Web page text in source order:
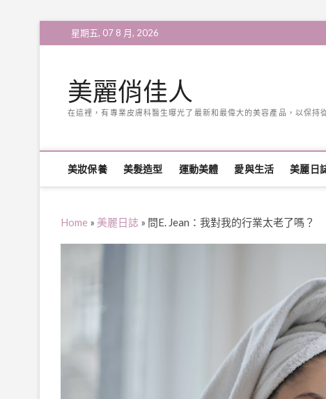
to
星期五, 07 8 月, 2026
美麗俏佳人
在這裡，有專業皮膚科醫生曝光了最新和最偉大的美容產品，以保
美妝保養 美髮造型 運動美體 愛與生活 美麗日
Home » 美麗日誌 » 問E. Jean：我對我的行業太老了嗎？